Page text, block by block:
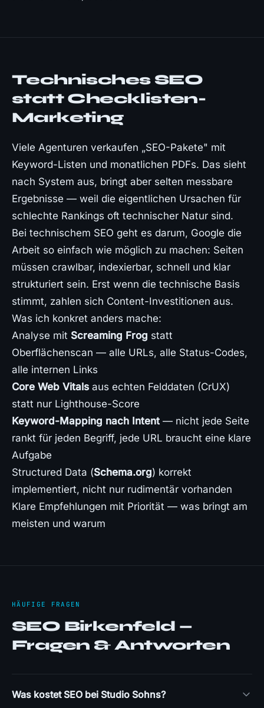
Technisches SEO
statt Checklisten-
Marketing
Viele Agenturen verkaufen „SEO-Pakete" mit
Keyword-Listen und monatlichen PDFs. Das sieht
nach System aus, bringt aber selten messbare
Ergebnisse — weil die eigentlichen Ursachen für
schlechte Rankings oft technischer Natur sind.
Bei technischem SEO geht es darum, Google die
Arbeit so einfach wie möglich zu machen: Seiten
müssen crawlbar, indexierbar, schnell und klar
strukturiert sein. Erst wenn die technische Basis
stimmt, zahlen sich Content-Investitionen aus.
Was ich konkret anders mache:
Analyse mit Screaming Frog statt
Oberflächenscan — alle URLs, alle Status-Codes,
alle internen Links
Core Web Vitals aus echten Felddaten (CrUX)
statt nur Lighthouse-Score
Keyword-Mapping nach Intent — nicht jede Seite
rankt für jeden Begriff, jede URL braucht eine klare
Aufgabe
Structured Data (Schema.org) korrekt
implementiert, nicht nur rudimentär vorhanden
Klare Empfehlungen mit Priorität — was bringt am
meisten und warum
HÄUFIGE FRAGEN
SEO Birkenfeld —
Fragen & Antworten
Was kostet SEO bei Studio Sohns?